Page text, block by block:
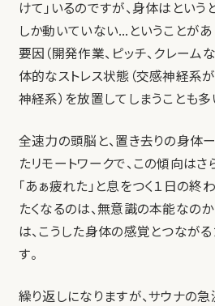
けて」いるのですが、身体はという
しか動いていない…ということがあ
要因（開発作業、ピッチ、クレーム
体的なストレス状態（交感神経系
神経系）を放置してしまうことも多
全速力の頭脳と、置き去りの身体
たリモートワークで、この傾向はさ
「あぁ疲れた」と息をつく１日の終
たくなるのは、無意識の本能なの
は、こうした身体の感覚とつなが
す。
繰り返しになりますが、サウナの